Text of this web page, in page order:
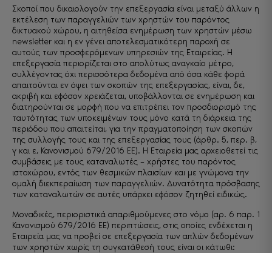
Σκοποί που δικαιολογούν την επεξεργασία είναι μεταξύ άλλων η
εκτέλεση των παραγγελιών των χρηστών του παρόντος
δικτυακού χώρου, η αιτηθείσα ενημέρωση των χρηστών μέσω
newsletter και η εν γένει αποτελεσματικότερη παροχή σε
αυτούς των προσφερόμενων υπηρεσιών της Εταιρείας. Η
επεξεργασία περιορίζεται στο απολύτως αναγκαίο μέτρο,
συλλέγοντας όχι περισσότερα δεδομένα από όσα κάθε φορά
απαιτούνται εν όψει των σκοπών της επεξεργασίας, είναι, δε,
ακριβή και εφόσον χρειάζεται, υποβάλλονται σε ενημέρωση και
διατηρούνται σε μορφή που να επιτρέπει τον προσδιορισμό της
ταυτότητας των υποκειμένων τους μόνο κατά τη διάρκεια της
περιόδου που απαιτείται, για την πραγματοποίηση των σκοπών
της συλλογής τους και της επεξεργασίας τους (άρθρ. 5, περ. β,
γ και ε, Κανονισμού 679/2016 ΕΕ). Η Εταιρεία μας αρχειοθετεί τις
συμβάσεις με τους καταναλωτές – χρήστες του παρόντος
ιστοχώρου, εντός των θεσμικών πλαισίων και με γνώμονα την
ομαλή διεκπεραίωση των παραγγελιών. Δυνατότητα πρόσβασης
των καταναλωτών σε αυτές υπάρχει εφόσον ζητηθεί ειδικώς.
Μοναδικές, περιοριστικά απαριθμούμενες στο νόμο (αρ. 6 παρ. 1
Κανονισμού 679/2016 ΕΕ) περιπτώσεις, στις οποίες ενδέχεται η
Εταιρεία μας να προβεί σε επεξεργασία των απλών δεδομένων
των χρηστών χωρίς τη συγκατάθεσή τους είναι οι κάτωθι: